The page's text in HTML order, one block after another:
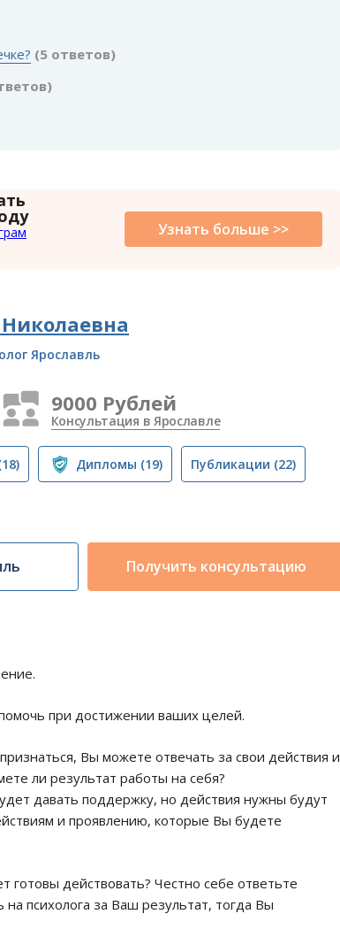
(5 ответов)
Узнать больше >>
Ярославль
9000 Рублей
Консультация в Ярославле
Дипломы (19) Публикации (22)
Получить консультацию
при достижении ваших целей.
Вы можете отвечать за свои действия и
ли результат работы на себя?
давать поддержку, но действия нужны будут
и проявлению, которые Вы будете
готовы действовать? Честно себе ответьте
психолога за Ваш результат, тогда Вы